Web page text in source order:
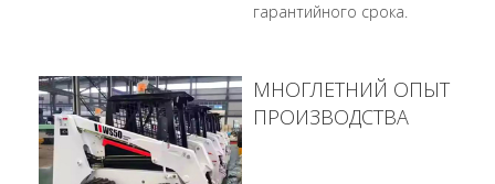
гарантийного срока.
МНОГЛЕТНИЙ ОПЫТ
ПРОИЗВОДСТВА